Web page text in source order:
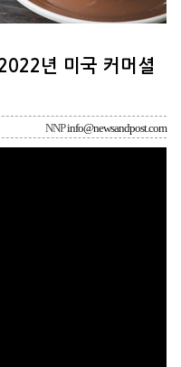
년 미국 커머셜
NNPinfo@newsandpost.com